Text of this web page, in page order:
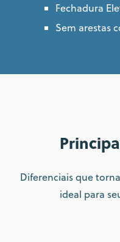
Fechadura
Sem arestas
Diferenciais que
ideal para